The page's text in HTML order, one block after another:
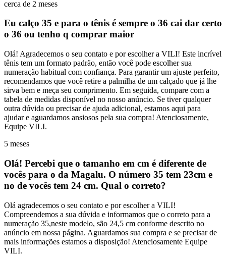
cerca de 2 meses
Eu calço 35 e para o tênis é sempre o 36 cai dar certo
o 36 ou tenho q comprar maior
Olá! Agradecemos o seu contato e por escolher a VILI! Este incrível
tênis tem um formato padrão, então você pode escolher sua
numeração habitual com confiança. Para garantir um ajuste perfeito,
recomendamos que você retire a palmilha de um calçado que já lhe
sirva bem e meça seu comprimento. Em seguida, compare com a
tabela de medidas disponível no nosso anúncio. Se tiver qualquer
outra dúvida ou precisar de ajuda adicional, estamos aqui para
ajudar e aguardamos ansiosos pela sua compra! Atenciosamente,
Equipe VILI.
5 meses
Olá! Percebi que o tamanho em cm é diferente de
vocês para o da Magalu. O número 35 tem 23cm e
no de vocês tem 24 cm. Qual o correto?
Olá agradecemos o seu contato e por escolher a VILI!
Compreendemos a sua dúvida e informamos que o correto para a
numeração 35,neste modelo, são 24,5 cm conforme descrito no
anúncio em nossa página. Aguardamos sua compra e se precisar de
mais informações estamos a disposição! Atenciosamente Equipe
VILI.